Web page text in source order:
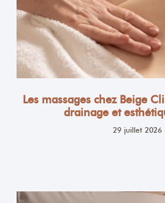
Les massages chez Beige
drainage et
29 juillet 2026